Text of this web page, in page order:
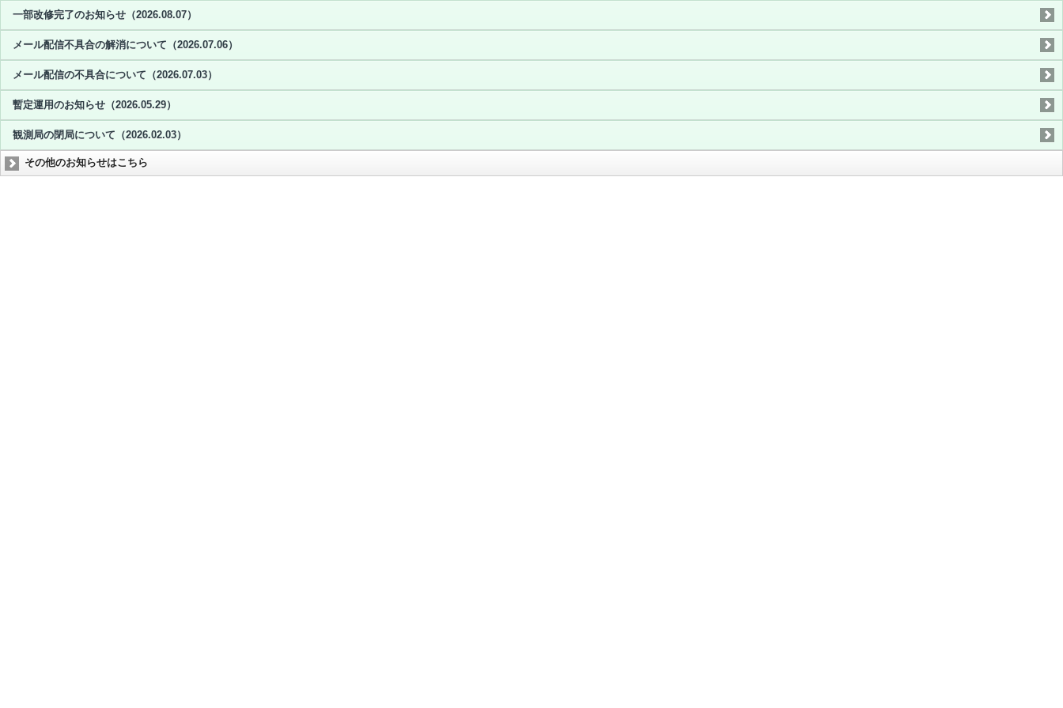
一部改修完了のお知らせ（2026.08.07）
メール配信不具合の解消について（2026.07.06）
メール配信の不具合について（2026.07.03）
暫定運用のお知らせ（2026.05.29）
観測局の閉局について（2026.02.03）
その他のお知らせはこちら